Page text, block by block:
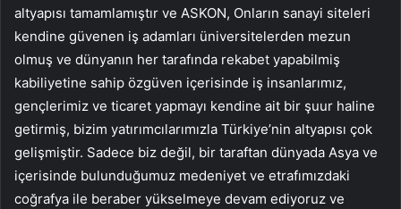
altyapısı tamamlamıştır ve ASKON, Onların sanayi siteleri
kendine güvenen iş adamları üniversitelerden mezun
olmuş ve dünyanın her tarafında rekabet yapabilmiş
kabiliyetine sahip özgüven içerisinde iş insanlarımız,
gençlerimiz ve ticaret yapmayı kendine ait bir şuur haline
getirmiş, bizim yatırımcılarımızla Türkiye’nin altyapısı çok
gelişmiştir. Sadece biz değil, bir taraftan dünyada Asya ve
içerisinde bulunduğumuz medeniyet ve etrafımızdaki
coğrafya ile beraber yükselmeye devam ediyoruz ve